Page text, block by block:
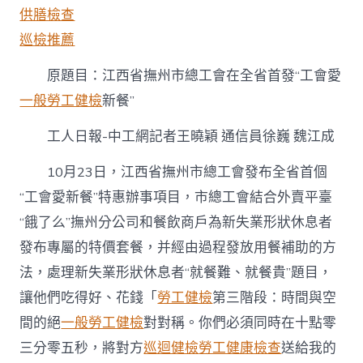
發
院
用
工
會
愛
新
餐”〉
中
供膳檢查
巡檢推薦
原題目：江西省撫州市總工會在全省首發“工會愛
一般勞工健檢新餐”
工人日報-中工網記者王曉穎 通信員徐巍 魏江成
10月23日，江西省撫州市總工會發布全省首個
“工會愛新餐”特惠辦事項目，市總工會結合外賣平臺
“餓了么”撫州分公司和餐飲商戶為新失業形狀休息者
發布專屬的特價套餐，并經由過程發放用餐補助的方
法，處理新失業形狀休息者“就餐難、就餐貴”題目，
讓他們吃得好、花錢「勞工健檢第三階段：時間與空
間的絕一般勞工健檢對對稱。你們必須同時在十點零
三分零五秒，將對方巡迴健檢勞工健康檢查送給我的